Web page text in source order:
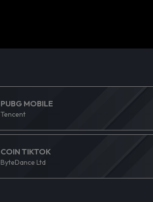
PUBG MOBILE
Tencent
COIN TIKTOK
ByteDance Ltd